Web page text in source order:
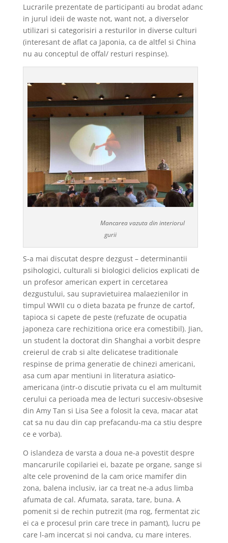
Lucrarile prezentate de participanti au brodat adanc
in jurul ideii de waste not, want not, a diverselor
utilizari si categorisiri a resturilor in diverse culturi
(interesant de aflat ca Japonia, ca de altfel si China
nu au conceptul de offal/ resturi respinse).
Mancarea vazuta din interiorul
gurii
S-a mai discutat despre dezgust – determinantii
psihologici, culturali si biologici delicios explicati de
un profesor american expert in cercetarea
dezgustului, sau supravietuirea malaezienilor in
timpul WWII cu o dieta bazata pe frunze de cartof,
tapioca si capete de peste (refuzate de ocupatia
japoneza care rechizitiona orice era comestibil). Jian,
un student la doctorat din Shanghai a vorbit despre
creierul de crab si alte delicatese traditionale
respinse de prima generatie de chinezi americani,
asa cum apar mentiuni in literatura asiatico-
americana (intr-o discutie privata cu el am multumit
cerului ca perioada mea de lecturi succesiv-obsesive
din Amy Tan si Lisa See a folosit la ceva, macar atat
cat sa nu dau din cap prefacandu-ma ca stiu despre
ce e vorba).
O islandeza de varsta a doua ne-a povestit despre
mancarurile copilariei ei, bazate pe organe, sange si
alte cele provenind de la cam orice mamifer din
zona, balena inclusiv, iar ca treat ne-a adus limba
afumata de cal. Afumata, sarata, tare, buna. A
pomenit si de rechin putrezit (ma rog, fermentat zic
ei ca e procesul prin care trece in pamant), lucru pe
care l-am incercat si noi candva, cu mare interes.